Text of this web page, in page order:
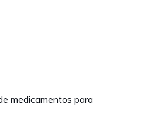
medicamentos para